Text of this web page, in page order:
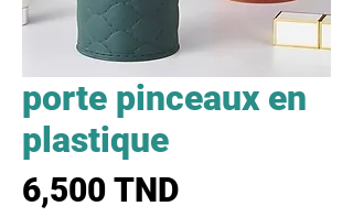
porte pinceaux en
plastique
6,500 TNDPrix